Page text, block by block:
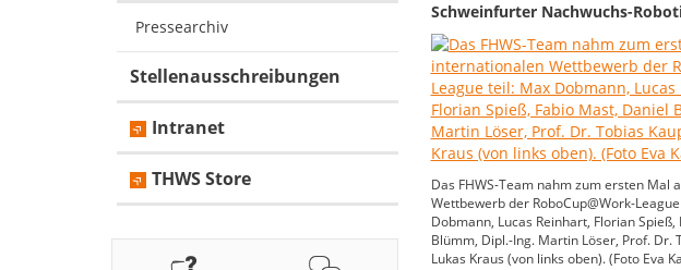
Schweinfurter Nachwuchs-
Das FHWS-Team nahm zum ersten Mal
Wettbewerb der RoboCup@Work-
Dobmann, Lucas Reinhart, Florian
Blümm, Dipl.-Ing. Martin Löser, Prof. Dr.
Lukas Kraus (von links oben). (Foto Eva
Pressearchiv
Stellenausschreibungen
Intranet
THWS Store